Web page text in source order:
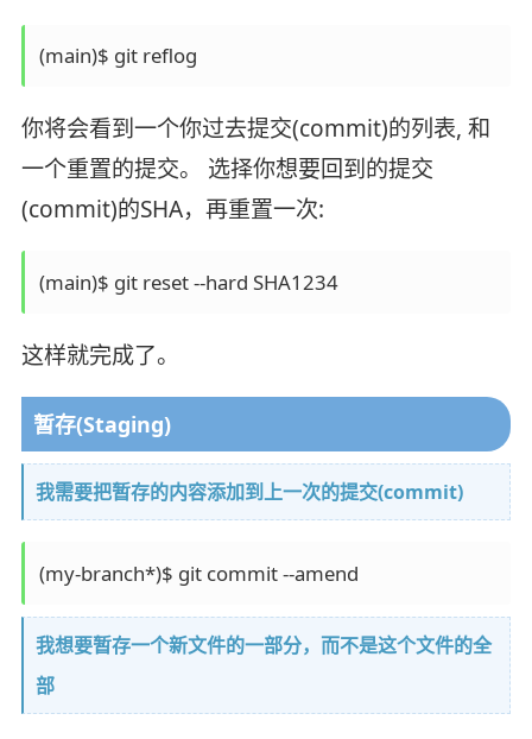
你将会看到一个你过去提交(commit)的列表, 和
一个重置的提交。 选择你想要回到的提交
(commit)的SHA，再重置一次:
(main)$ git reset --hard SHA1234
这样就完成了。
暂存(Staging)
我需要把暂存的内容添加到上一次的提交(commit)
我想要暂存一个新文件的一部分，而不是这个文件的全
部